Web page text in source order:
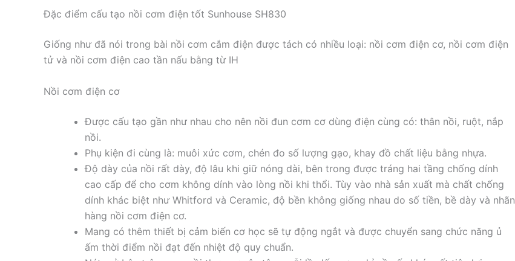
Đặc điểm cấu tạo nồi cơm điện tốt Sunhouse SH830
Giống như đã nói trong bài nồi cơm cắm điện được tách có nhiều loại: nồi cơm điện cơ, nồi cơm điện
tử và nồi cơm điện cao tần nấu bằng từ IH
Nồi cơm điện cơ
Được cấu tạo gần như nhau cho nên nồi đun cơm cơ dùng điện cùng có: thân nồi, ruột, nắp
nồi.
Phụ kiện đi cùng là: muôi xức cơm, chén đo số lượng gạo, khay đồ chất liệu bằng nhựa.
Độ dày của nồi rất dày, độ lâu khi giữ nóng dài, bên trong được tráng hai tầng chống dính
cao cấp để cho cơm không dính vào lòng nồi khi thổi. Tùy vào nhà sản xuất mà chất chống
dính khác biệt như Whitford và Ceramic, độ bền không giống nhau do số tiền, bề dày và nhãn
hàng nồi cơm điện cơ.
Mang có thêm thiết bị cảm biến cơ học sẽ tự động ngắt và được chuyển sang chức năng ủ
ấm thời điểm nồi đạt đến nhiệt độ quy chuẩn.